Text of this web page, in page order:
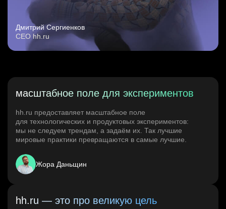
Дмитрий Сергиенков
CEO hh.ru
масштабное поле для экспериментов
hh.ru предоставляет масштабное поле
для технологических и продуктовых экспериментов:
мы не следуем трендам, а задаём их. Так лучшие
мировые практики превращаются в самые лучшие.
Жора Даньщин
hh.ru — это про великую цель